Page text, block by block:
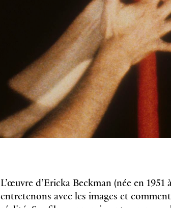
L’œuvre d’Ericka Beckman (née en
entretenons avec les images et